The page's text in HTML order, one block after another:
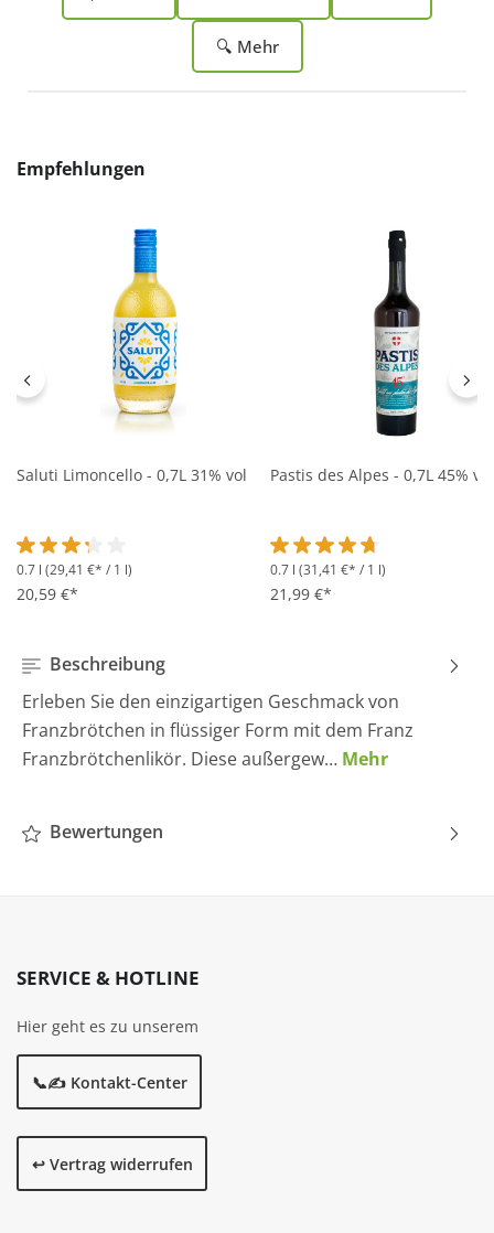
🔍 Mehr
Produktgalerie überspringen
Empfehlungen
Saluti Limoncello - 0,7L 31% vol
Durchschnittliche Bewertung von 3.2 von 5 Sternen
0.7 l (29,41 €* / 1 l)
20,59 €*
Pastis des Alpes - 0,7L 45% vol
Durchschnittliche
0.7 l (31,41 €* / 1 l)
21,99 €*
Beschreibung
Erleben Sie den einzigartigen Geschmack von
Franzbrötchen in flüssiger Form mit dem Franz
Franzbrötchenlikör. Diese außergew… Mehr
Bewertungen
SERVICE & HOTLINE
Hier geht es zu unserem
📞✍️ Kontakt-Center
↩️ Vertrag widerrufen